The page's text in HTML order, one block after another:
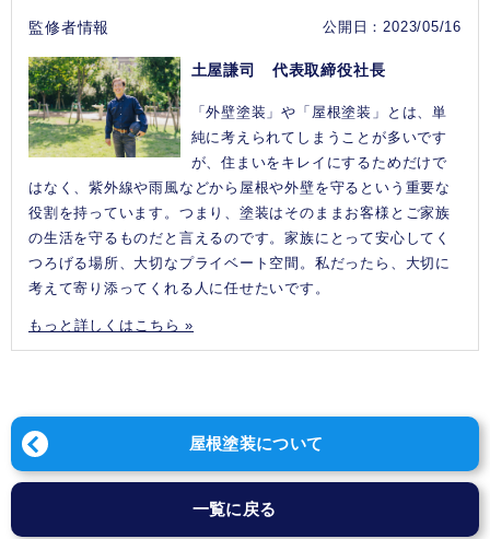
監修者情報 公開日：2023/05/16
土屋謙司 代表取締役社長
「外壁塗装」や「屋根塗装」とは、単
純に考えられてしまうことが多いです
が、住まいをキレイにするためだけで
はなく、紫外線や雨風などから屋根や外壁を守るという重要な
役割を持っています。つまり、塗装はそのままお客様とご家族
の生活を守るものだと言えるのです。家族にとって安心してく
つろげる場所、大切なプライベート空間。私だったら、大切に
考えて寄り添ってくれる人に任せたいです。
もっと詳しくはこちら »
屋根塗装について
一覧に戻る